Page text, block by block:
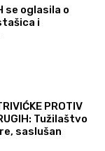
se oglasila o
i
PROTIV
Tužilaštvo
saslušan